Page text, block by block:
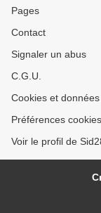
Pages
Contact
Signaler un abus
C.G.U.
Cookies et
Préférences cookies
Voir le profil de